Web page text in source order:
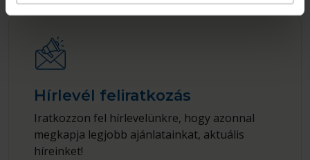
Hírlevél feliratkozás
Iratkozzon fel hírlevelünkre, hogy azonnal
megkapja legjobb ajánlatainkat, aktuális
híreinket!